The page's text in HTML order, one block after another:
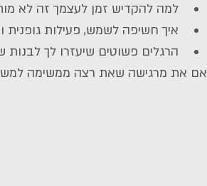
למה להקדיש זמן לעצמך זה לא
איך חשיפה לשמש, פעילות
הרגלים פשוטים שיעזרו לך
אם את מרגישה שאת רצה ממשימה